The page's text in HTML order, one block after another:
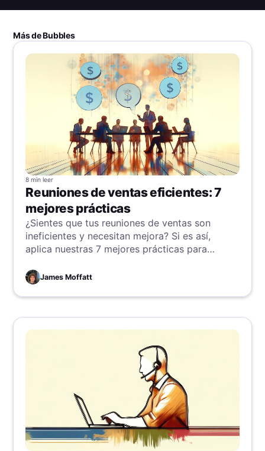
Más de Bubbles
8 min leer
Reuniones de ventas eficientes: 7
mejores prácticas
¿Sientes que tus reuniones de ventas son
ineficientes y necesitan mejora? Si es así,
aplica nuestras 7 mejores prácticas para
James Moffatt